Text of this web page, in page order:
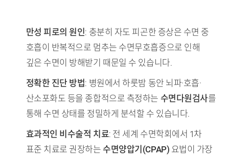
TL;DR (핵심 요약)
만성 피로의 원인: 충분히 자도 피곤한 증상은 수면 중
호흡이 반복적으로 멈추는 수면무호흡증으로 인해
깊은 수면이 방해받기 때문일 수 있습니다.
정확한 진단 방법: 병원에서 하룻밤 동안 뇌파·호흡·
산소포화도 등을 종합적으로 측정하는 수면다원검사를
통해 수면 상태를 정밀하게 분석할 수 있습니다.
효과적인 비수술적 치료: 전 세계 수면학회에서 1차
표준 치료로 권장하는수면양압기(CPAP) 요법이 가장